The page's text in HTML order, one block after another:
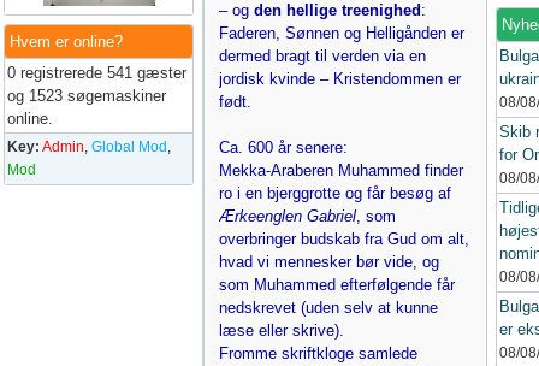
Hvem er online?
0 registrerede 541 gæster
og 1523 søgemaskiner
online.
Key: Admin, Global Mod ,
Mod
– og den hellige treenighed :
Faderen, Sønnen og Helligånden er
dermed bragt til verden via en
jordisk kvinde – Kristendommen er
født.
Ca. 600 år senere:
Mekka-Araberen Muhammed finder
ro i en bjerggrotte og får besøg af
Ærkeenglen Gabriel, som
overbringer budskab fra Gud om alt,
hvad vi mennesker bør vide, og
som Muhammed efterfølgende får
nedskrevet (uden selv at kunne
læse eller skrive).
Fromme skriftkloge samlede
08/
Skib
for
08/
08/
er
08/